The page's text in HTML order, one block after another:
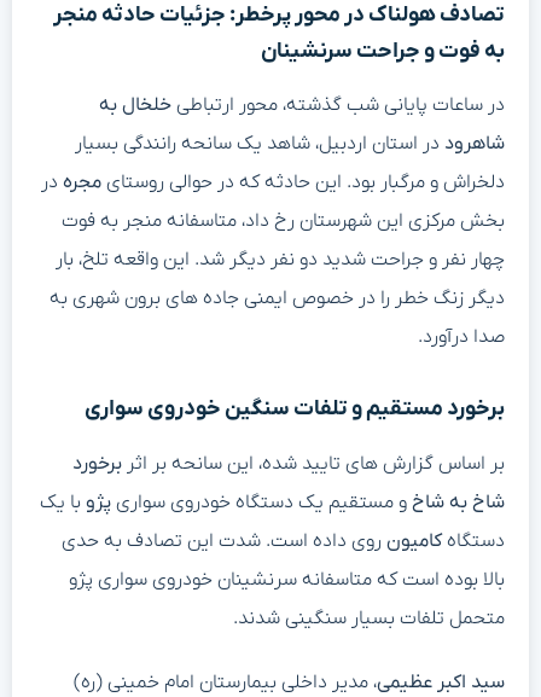
تصادف هولناک در محور پرخطر: جزئیات حادثه منجر
به فوت و جراحت سرنشینان
در ساعات پایانی شب گذشته، محور ارتباطی خلخال به
شاهرود در استان اردبیل، شاهد یک سانحه رانندگی بسیار
دلخراش و مرگبار بود. این حادثه که در حوالی روستای مجره در
بخش مرکزی این شهرستان رخ داد، متاسفانه منجر به فوت
چهار نفر و جراحت شدید دو نفر دیگر شد. این واقعه تلخ، بار
دیگر زنگ خطر را در خصوص ایمنی جاده های برون شهری به
صدا درآورد.
برخورد مستقیم و تلفات سنگین خودروی سواری
بر اساس گزارش های تایید شده، این سانحه بر اثر برخورد
شاخ به شاخ و مستقیم یک دستگاه خودروی سواری پژو با یک
دستگاهکامیون روی داده است. شدت این تصادف به حدی
بالا بوده است که متاسفانه سرنشینان خودروی سواری پژو
متحمل تلفات بسیار سنگینی شدند.
سید اکبر عظیمی، مدیر داخلی بیمارستان امام خمینی (ره)